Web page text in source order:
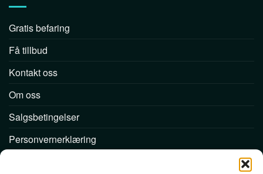
Gratis befaring
Få tillbud
Kontakt oss
Om oss
Salgsbetingelser
Personvernerklæring